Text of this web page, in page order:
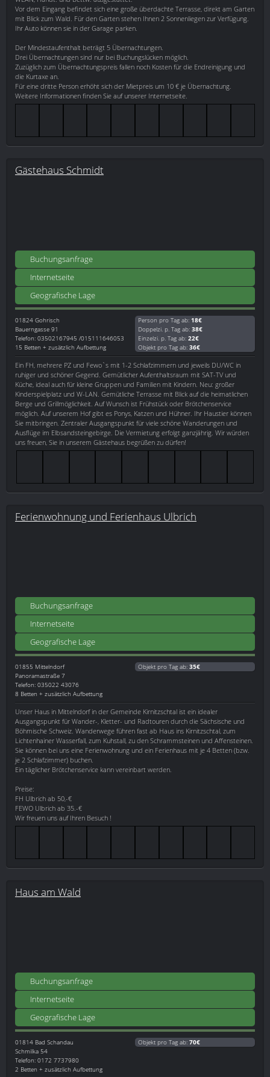
Vor dem Eingang befindet sich eine große überdachte Terrasse, direkt am Garten
mit Blick zum Wald. Für den Garten stehen Ihnen 2 Sonnenliegen zur Verfügung.
Ihr Auto können sie in der Garage parken.
Der Mindestaufenthalt beträgt 5 Übernachtungen.
Drei Übernachtungen sind nur bei Buchungslücken möglich.
Zuzüglich zum Übernachtungspreis fallen noch Kosten für die Endreinigung und
die Kurtaxe an.
Für eine dritte Person erhöht sich der Mietpreis um 10 € je Übernachtung.
Weitere Informationen finden Sie auf unserer Internetseite.
Gästehaus Schmidt
Buchungsanfrage
Internetseite
Geografische Lage
01824 Gohrisch
Bauerngasse 91
Telefon: 03502167945 /015111646053
15 Betten + zusätzlich Aufbettung
Person pro Tag ab: 18€
Doppelzi. p. Tag ab: 38€
Einzelzi. p. Tag ab: 22€
Objekt pro Tag ab: 36€
Ein FH, mehrere PZ und Fewo`s mit 1-2 Schlafzimmern und jeweils DU/WC in
ruhiger und schöner Gegend. Gemütlicher Aufenthaltsraum mit SAT-TV und
Küche, ideal auch für kleine Gruppen und Familien mit Kindern. Neu: großer
Kinderspielplatz und W-LAN. Gemütliche Terrasse mit Blick auf die heimatlichen
Berge und Grillmöglichkeit. Auf Wunsch ist Frühstück oder Brötchenservice
möglich. Auf unserem Hof gibt es Ponys, Katzen und Hühner. Ihr Haustier können
Sie mitbringen. Zentraler Ausgangspunkt für viele schöne Wanderungen und
Ausflüge im Elbsandsteingebirge. Die Vermietung erfolgt ganzjährig. Wir würden
uns freuen, Sie in unserem Gästehaus begrüßen zu dürfen!
Ferienwohnung und Ferienhaus Ulbrich
Buchungsanfrage
Internetseite
Geografische Lage
01855 Mittelndorf
Panoramastraße 7
Telefon: 035022 43076
8 Betten + zusätzlich Aufbettung
Objekt pro Tag ab: 35€
Unser Haus in Mittelndorf in der Gemeinde Kirnitzschtal ist ein idealer
Ausgangspunkt für Wander-, Kletter- und Radtouren durch die Sächsische und
Böhmische Schweiz. Wanderwege führen fast ab Haus ins Kirnitzschtal, zum
Lichtenhainer Wasserfall, zum Kuhstall, zu den Schrammsteinen und Affensteinen.
Sie können bei uns eine Ferienwohnung und ein Ferienhaus mit je 4 Betten (bzw.
je 2 Schlafzimmer) buchen.
Ein täglicher Brötchenservice kann vereinbart werden.
Preise:
FH Ulbrich ab 50,-€
FEWO Ulbrich ab 35.-€
Wir freuen uns auf Ihren Besuch !
Haus am Wald
Buchungsanfrage
Internetseite
Geografische Lage
01814 Bad Schandau
Schmilka 54
Telefon: 0172 7737980
2 Betten + zusätzlich Aufbettung
Objekt pro Tag ab: 70€